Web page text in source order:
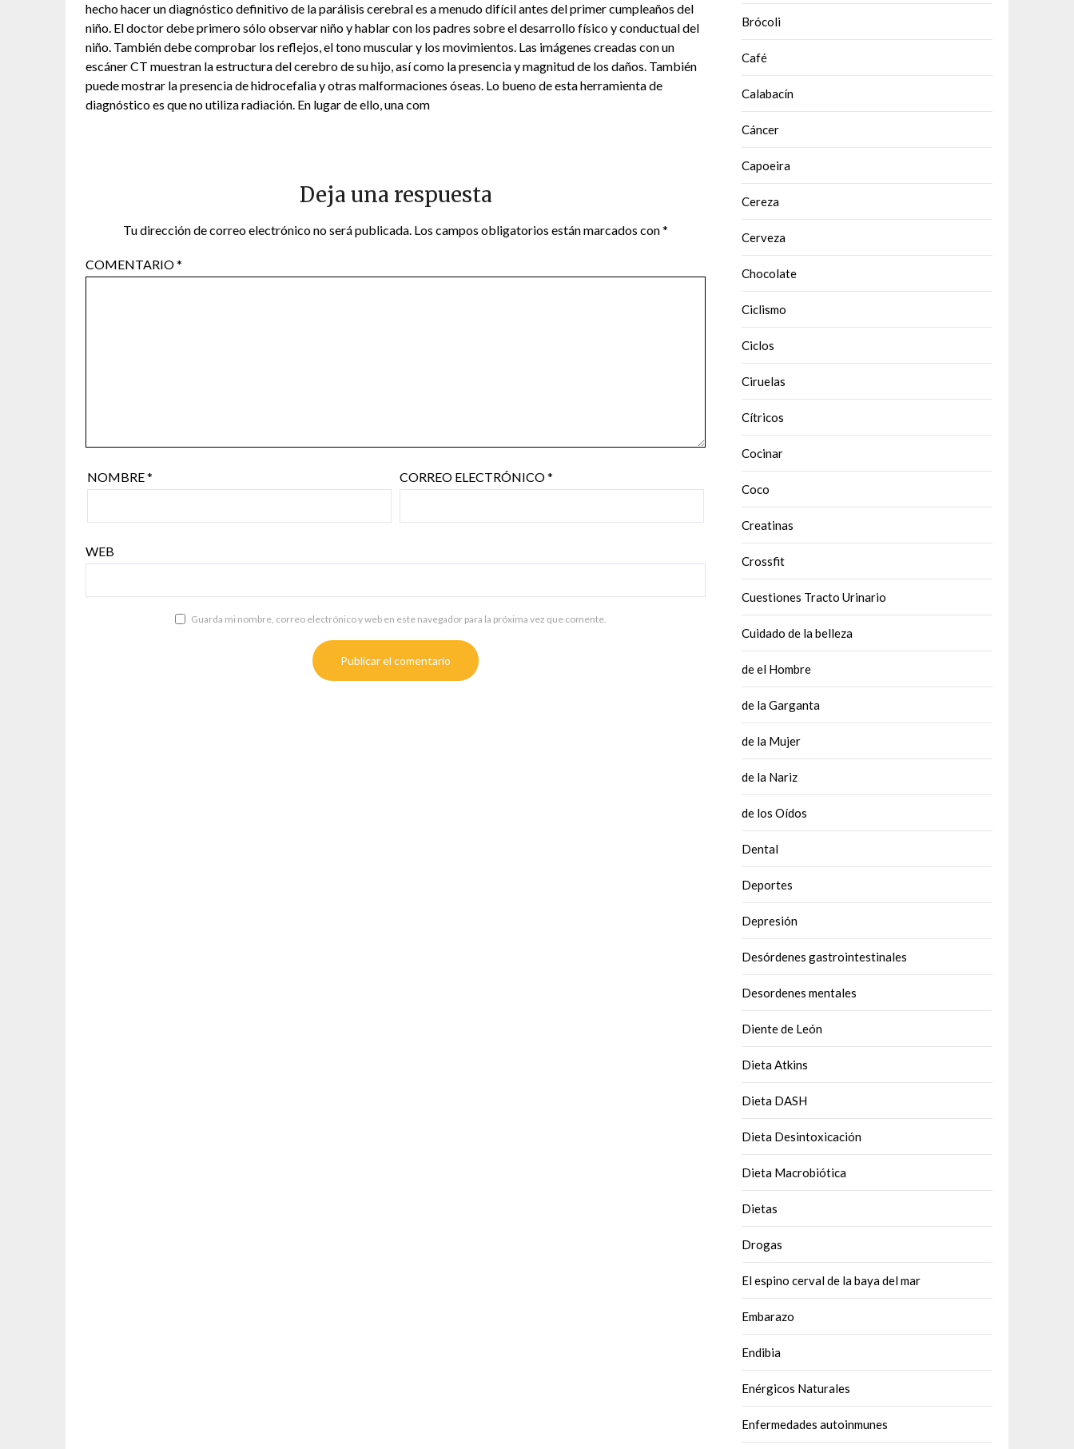
hecho hacer un diagnóstico definitivo de la parálisis cerebral es a menudo difícil antes del primer cumpleaños del
niño. El doctor debe primero sólo observar niño y hablar con los padres sobre el desarrollo físico y conductual del
niño. También debe comprobar los reflejos, el tono muscular y los movimientos. Las imágenes creadas con un
escáner CT muestran la estructura del cerebro de su hijo, así como la presencia y magnitud de los daños. También
puede mostrar la presencia de hidrocefalia y otras malformaciones óseas. Lo bueno de esta herramienta de
diagnóstico es que no utiliza radiación. En lugar de ello, una com
Deja una respuesta
Tu dirección de correo electrónico no será publicada. Los campos obligatorios están marcados con*
COMENTARIO*
NOMBRE* CORREO ELECTRÓNICO*
WEB
Guarda mi nombre, correo electrónico y web en este navegador para la próxima vez que comente.
Brócoli
Café
Calabacín
Cáncer
Capoeira
Cereza
Cerveza
Chocolate
Ciclismo
Ciclos
Ciruelas
Cítricos
Cocinar
Coco
Creatinas
Crossfit
Cuestiones Tracto Urinario
Cuidado de la belleza
de el Hombre
de la Garganta
de la Mujer
de la Nariz
de los Oídos
Dental
Deportes
Depresión
Desórdenes gastrointestinales
Desordenes mentales
Diente de León
Dieta Atkins
Dieta DASH
Dieta Desintoxicación
Dieta Macrobiótica
Dietas
Drogas
El espino cerval de la baya del mar
Embarazo
Endibia
Enérgicos Naturales
Enfermedades autoinmunes